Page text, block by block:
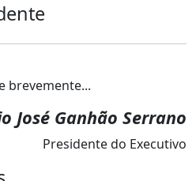
brevemente...
José Ganhão Serrano
Presidente do Executivo